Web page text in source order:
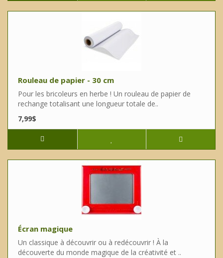
Rouleau de papier - 30 cm
Pour les bricoleurs en herbe ! Un rouleau de papier de
rechange totalisant une longueur totale de..
7,99$
Écran magique
Un classique à découvrir ou à redécouvrir ! À la
découverte du monde magique de la créativité et ..